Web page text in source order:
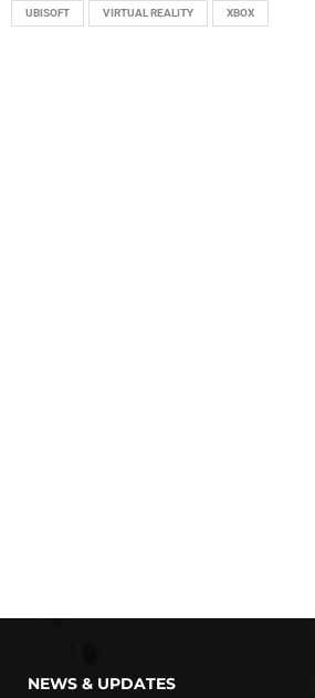
UBISOFT VIRTUAL REALITY XBOX
NEWS & UPDATES